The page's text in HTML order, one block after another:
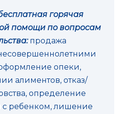
горячая
помощи по вопросам
продажа
опеки,
алиментов, отказ/
определение
ребенком, лишение